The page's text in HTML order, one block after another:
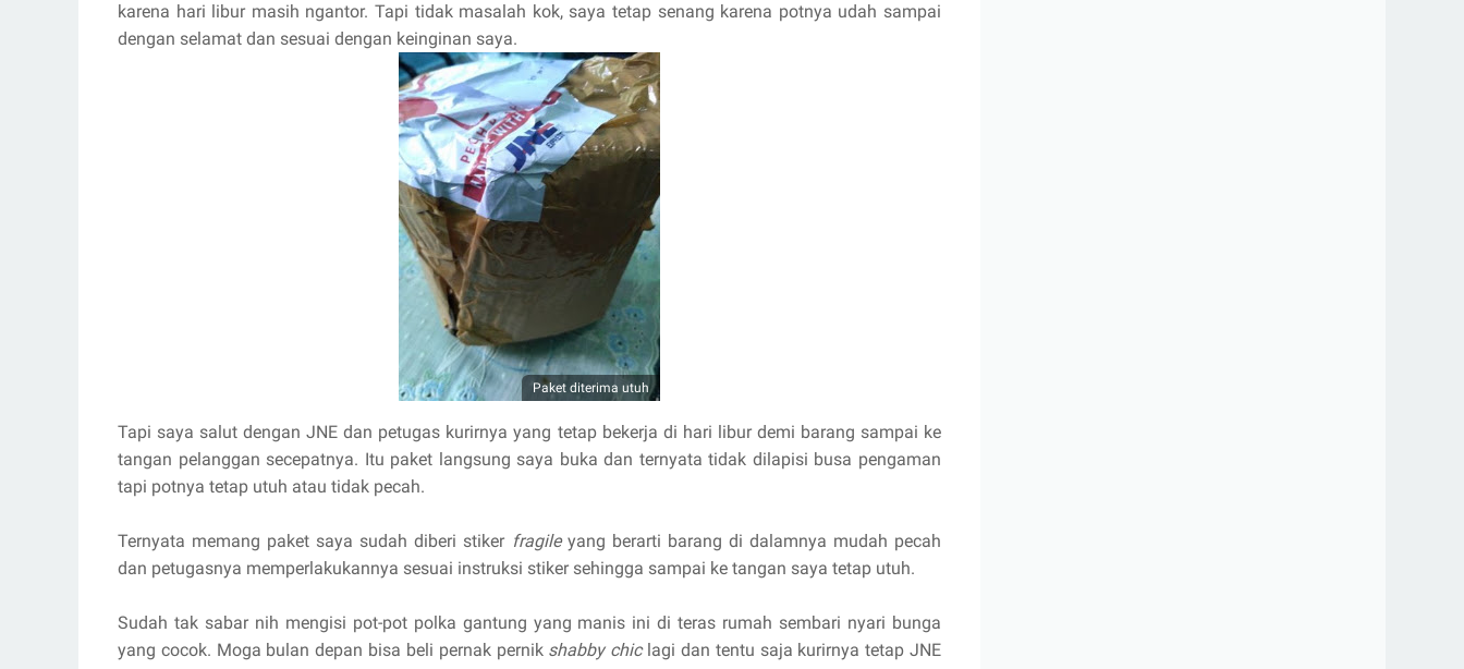
karena hari libur masih ngantor. Tapi tidak masalah kok, saya tetap senang karena potnya udah sampai
dengan selamat dan sesuai dengan keinginan saya.
Paket diterima utuh
Tapi saya salut dengan JNE dan petugas kurirnya yang tetap bekerja di hari libur demi barang sampai ke
tangan pelanggan secepatnya. Itu paket langsung saya buka dan ternyata tidak dilapisi busa pengaman
tapi potnya tetap utuh atau tidak pecah.
Ternyata memang paket saya sudah diberi stiker fragile yang berarti barang di dalamnya mudah pecah
dan petugasnya memperlakukannya sesuai instruksi stiker sehingga sampai ke tangan saya tetap utuh.
Sudah tak sabar nih mengisi pot-pot polka gantung yang manis ini di teras rumah sembari nyari bunga
yang cocok. Moga bulan depan bisa beli pernak pernik shabby chiclagi dan tentu saja kurirnya tetap JNE